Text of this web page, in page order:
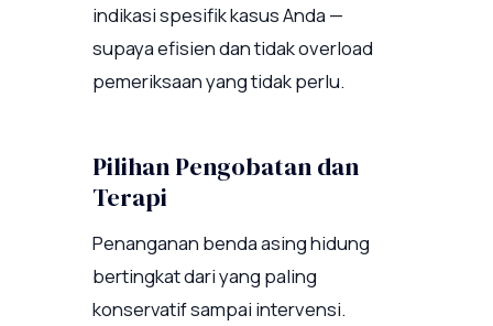
indikasi spesifik kasus Anda —
supaya efisien dan tidak overload
pemeriksaan yang tidak perlu.
Pilihan Pengobatan dan
Terapi
Penanganan benda asing hidung
bertingkat dari yang paling
konservatif sampai intervensi.